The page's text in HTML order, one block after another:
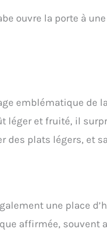
ouvre la porte à
emblématique de
léger et fruité, il
des plats légers, et
une place
affirmée, souvent